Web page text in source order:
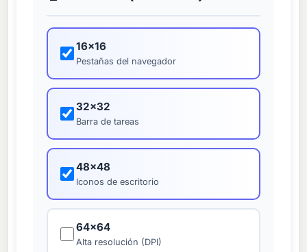
16×16
Pestañas del navegador
32×32
Barra de tareas
48×48
Iconos de escritorio
64×64
Alta resolución (DPI)